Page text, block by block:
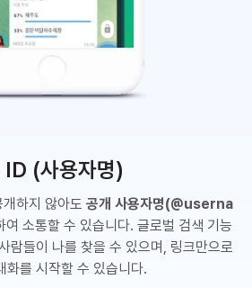
ID (사용자명)
하지 않아도 공개 사용자명(@userna
여 소통할 수 있습니다. 글로벌 검색 기능
람들이 나를 찾을 수 있으며, 링크만으로
화를 시작할 수 있습니다.